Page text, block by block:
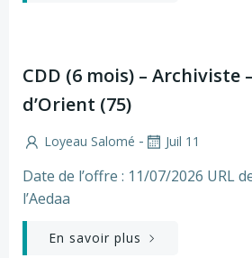
CDD (6 mois) – Archiviste
d’Orient (75)
Loyeau Salomé - Juil 11
Date de l’offre : 11/07/2026 URL
l’Aedaa
En savoir plus